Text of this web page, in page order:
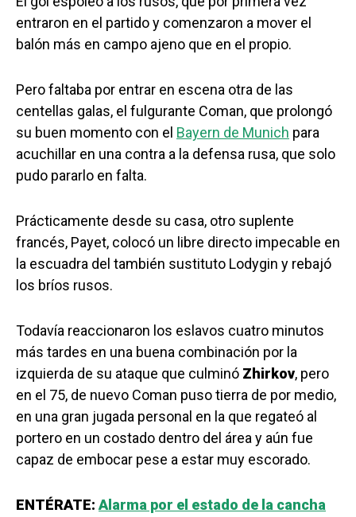
entraron en el partido y comenzaron a mover el
balón más en campo ajeno que en el propio.
Pero faltaba por entrar en escena otra de las
centellas galas, el fulgurante Coman, que prolongó
su buen momento con el Bayern de Munich para
acuchillar en una contra a la defensa rusa, que solo
pudo pararlo en falta.
Prácticamente desde su casa, otro suplente
francés, Payet, colocó un libre directo impecable en
la escuadra del también sustituto Lodygin y rebajó
los bríos rusos.
Todavía reaccionaron los eslavos cuatro minutos
más tardes en una buena combinación por la
izquierda de su ataque que culminó Zhirkov, pero
en el 75, de nuevo Coman puso tierra de por medio,
en una gran jugada personal en la que regateó al
portero en un costado dentro del área y aún fue
capaz de embocar pese a estar muy escorado.
ENTÉRATE: Alarma por el estado de la cancha